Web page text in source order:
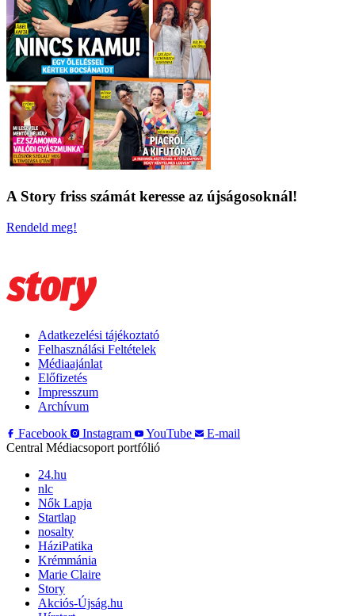
A Story friss számát keresse az újságosoknál!
Rendeld meg!
Adatkezelési tájékoztató
Felhasználási Feltételek
Médiaajánlat
Előfizetés
Impresszum
Archívum
Facebook
Instagram YouTube
E-mail
Central Médiacsoport portfólió
24.hu
nlc
Nők Lapja
Startlap
nosalty
HáziPatika
Krémmánia
Marie Claire
Story
Akciós-Újság.hu